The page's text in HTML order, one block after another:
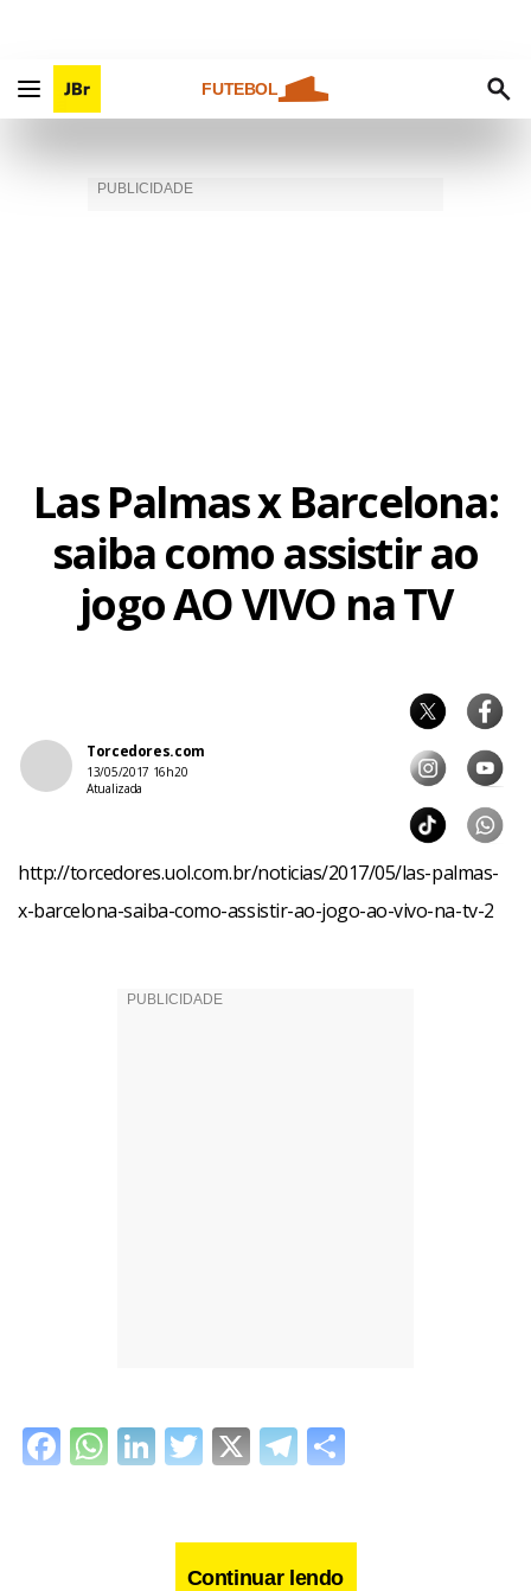
FUTEBOL
Las Palmas x Barcelona:
saiba como assistir ao
jogo AO VIVO na TV
Torcedores.com
13/05/2017 16h20
Atualizada
http://torcedores.uol.com.br/noticias/2017/05/las-palmas-
x-barcelona-saiba-como-assistir-ao-jogo-ao-vivo-na-tv-2
Facebook
WhatsApp
LinkedIn
Twitter
X Telegram
Continuar lendo